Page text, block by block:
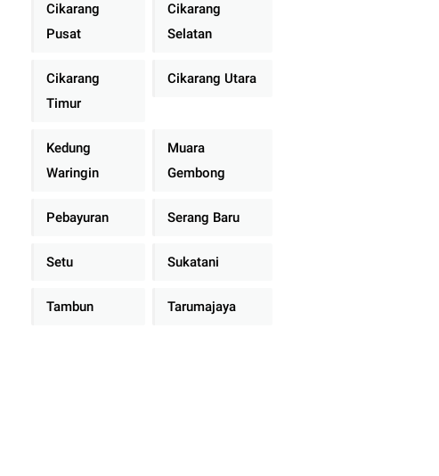
Cikarang
Pusat
Cikarang
Selatan
Cikarang
Timur
Cikarang Utara
Kedung
Waringin
Muara
Gembong
Pebayuran Serang Baru
Setu Sukatani
Tambun Tarumajaya